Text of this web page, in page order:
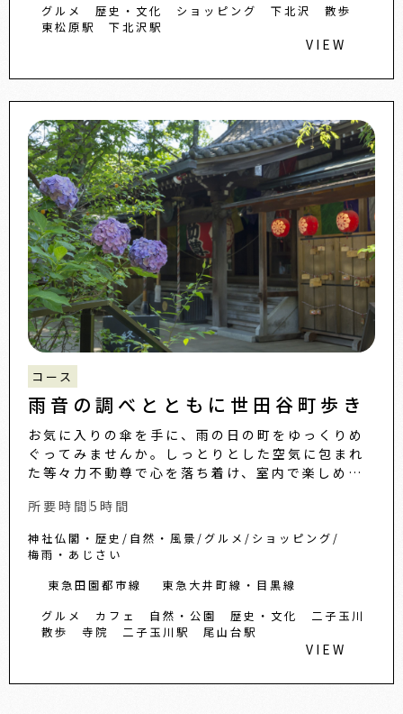
グルメ
歴史・文化 ショッピング 下北沢
散歩
東松原駅
下北沢駅
VIEW
コース
雨音の調べとともに世田谷町歩き
お気に入りの傘を手に、雨の日の町をゆっくりめ
ぐってみませんか。しっとりとした空気に包まれ
た等々力不動尊で心を落ち着け、室内で楽しめる
策。景色を眺めながら、ラ...
所要時間 5時間
神社仏閣・歴史 自然・風景 グルメ
ショッピング
梅雨・あじさい
東急田園都市線
東急大井町線・目黒線
グルメ
カフェ 自然・公園 歴史・文化
二子玉川
散歩
寺院 二子玉川駅 尾山台駅
VIEW